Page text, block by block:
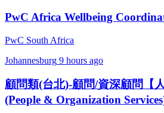
PwC Africa Wellbeing
PwC South Africa
Johannesburg 9 hours ago
顧問類(台北)-顧問/資深顧問【
(People & Organization Services)